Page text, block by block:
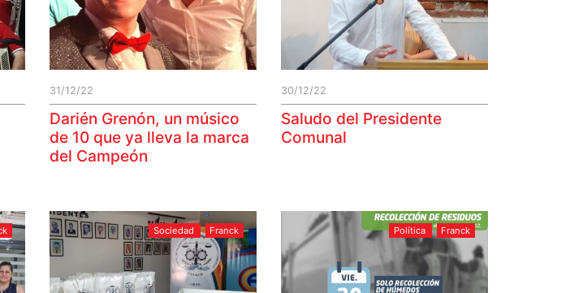
31/12/22
Darién Grenón, un músico
de 10 que ya lleva la marca
del Campeón
30/12/22
Saludo del Presidente
Comunal
Sociedad Franck Política Franck